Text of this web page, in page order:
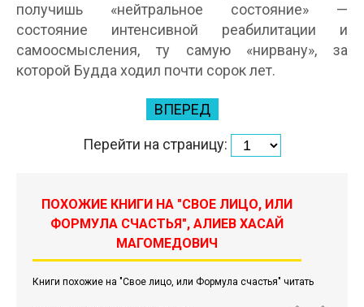
получишь «нейтральное состояние» —
состояние интенсивной реабилитации и
самоосмысления, ту самую «нирвану», за
которой Будда ходил почти сорок лет.
ВПЕРЕД
Перейти на страницу:
ПОХОЖИЕ КНИГИ НА "СВОЕ ЛИЦО, ИЛИ
ФОРМУЛА СЧАСТЬЯ", АЛИЕВ ХАСАЙ
МАГОМЕДОВИЧ
Книги похожие на "Свое лицо, или Формула счастья" читать